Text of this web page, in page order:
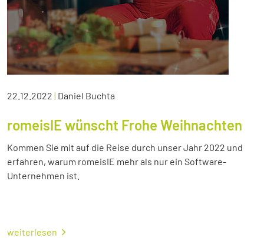
22.12.2022 | Daniel Buchta
romeisIE wünscht Frohe Weihnachten
Kommen Sie mit auf die Reise durch unser Jahr 2022 und
erfahren, warum romeisIE mehr als nur ein Software-
Unternehmen ist.
weiterlesen